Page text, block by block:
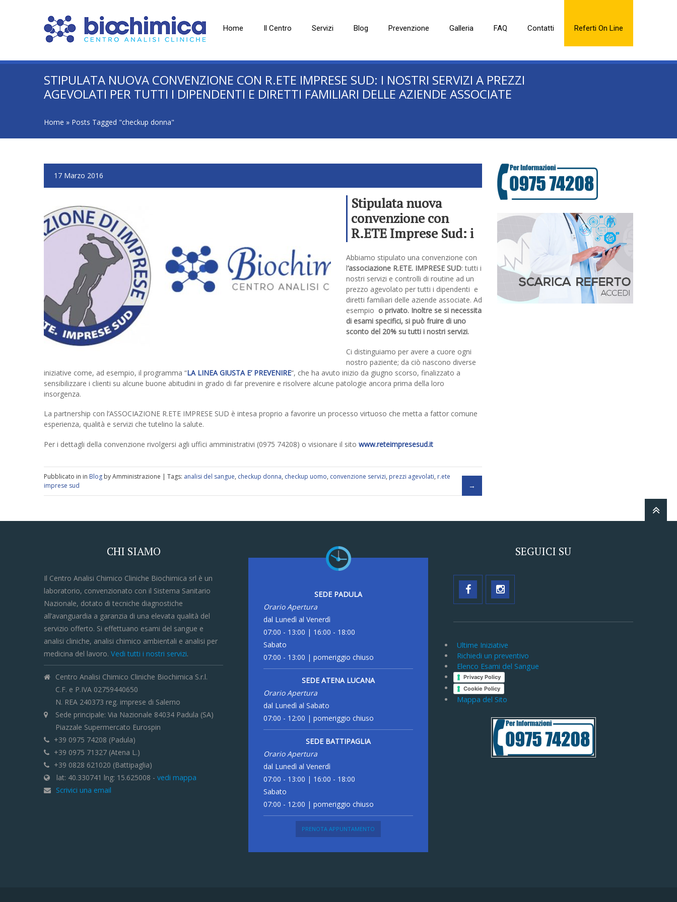
Home Il Centro Servizi Blog Prevenzione Galleria FAQ Contatti Referti On Line
STIPULATA NUOVA CONVENZIONE CON R.ETE IMPRESE SUD: I NOSTRI SERVIZI A PREZZI
AGEVOLATI PER TUTTI I DIPENDENTI E DIRETTI FAMILIARI DELLE AZIENDE ASSOCIATE
Home » Posts Tagged "checkup donna"
17 Marzo 2016
Stipulata nuova
convenzione con
R.ETE Imprese Sud: i
agevolati per tutti i
dipendenti e diretti
familiari delle aziende
associate
Abbiamo stipulato una convenzione con
l‘associazione R.ETE. IMPRESE SUD: tutti i
nostri servizi e controlli di routine ad un
prezzo agevolato per tutti i dipendenti e
diretti familiari delle aziende associate. Ad
esempio o privato. Inoltre se si necessita
di esami specifici, si può fruire di uno
sconto del 20% su tutti i nostri servizi.
Ci distinguiamo per avere a cuore ogni
nostro paziente; da ciò nascono diverse
iniziative come, ad esempio, il programma “LA LINEA GIUSTA E’ PREVENIRE“, che ha avuto inizio da giugno scorso, finalizzato a
sensibilizzare i clienti su alcune buone abitudini in grado di far prevenire e risolvere alcune patologie ancora prima della loro
insorgenza.
La partnership con l’ASSOCIAZIONE R.ETE IMPRESE SUD è intesa proprio a favorire un processo virtuoso che metta a fattor comune
esperienza, qualità e servizi che tutelino la salute.
Per i dettagli della convenzione rivolgersi agli uffici amministrativi (0975 74208) o visionare il sito www.reteimpresesud.it
Pubblicato in in Blog by Amministrazione | Tags: analisi del sangue, checkup donna, checkup uomo, convenzione servizi, prezzi agevolati, r.ete
imprese sud
CHI SIAMO
Il Centro Analisi Chimico Cliniche Biochimica srl è un
laboratorio, convenzionato con il Sistema Sanitario
Nazionale, dotato di tecniche diagnostiche
all’avanguardia a garanzia di una elevata qualità del
servizio offerto. Si effettuano esami del sangue e
analisi cliniche, analisi chimico ambientali e analisi per
medicina del lavoro. Vedi tutti i nostri servizi.
Centro Analisi Chimico Cliniche Biochimica S.r.l.
C.F. e P.IVA 02759440650
N. REA 240373 reg. imprese di Salerno
Sede principale: Via Nazionale 84034 Padula (SA)
Piazzale Supermercato Eurospin
+39 0975 74208 (Padula)
+39 0975 71327 (Atena L.)
+39 0828 621020 (Battipaglia)
lat: 40.330741 lng: 15.625008 - vedi mappa
Scrivici una email
SEDE PADULA
Orario Apertura
dal Lunedì al Venerdì
07:00 - 13:00 | 16:00 - 18:00
Sabato
07:00 - 13:00 | pomeriggio chiuso
SEDE ATENA LUCANA
Orario Apertura
dal Lunedì al Sabato
07:00 - 12:00 | pomeriggio chiuso
SEDE BATTIPAGLIA
Orario Apertura
dal Lunedì al Venerdì
07:00 - 13:00 | 16:00 - 18:00
Sabato
07:00 - 12:00 | pomeriggio chiuso
PRENOTA APPUNTAMENTO
SEGUICI SU
Ultime Iniziative
Richiedi un preventivo
Elenco Esami del Sangue
Privacy Policy
Cookie Policy
Mappa del Sito